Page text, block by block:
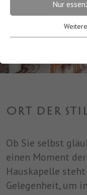
ORT DER
Ob Sie selbst
einen Moment
Hauskapelle
Gelegenheit, um
Nur
Essenzielle Cookies
einwandfrei
Anbieter SDS
Zweck
Analytics
indem sie
melden.
Marketing